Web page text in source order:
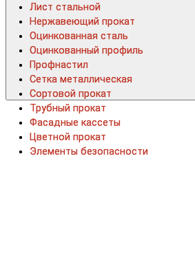
Лист стальной
Нержавеющий прокат
Оцинкованная сталь
Оцинкованный профиль
Профнастил
Сетка металлическая
Сортовой прокат
Трубный прокат
Фасадные кассеты
Цветной прокат
Элементы безопасности
Лист стальной
Нержавеющий прокат
Оцинкованная сталь
Оцинкованный профиль
Профнастил
Сетка металлическая
Сортовой прокат
Трубный прокат
Фасадные кассеты
Цветной прокат
Элементы безопасности